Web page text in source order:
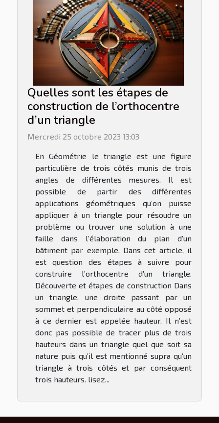
Quelles sont les étapes de
construction de l’orthocentre
d’un triangle
Mercredi 25 octobre 2023 13:03
En Géométrie le triangle est une figure
particulière de trois côtés munis de trois
angles de différentes mesures. Il est
possible de partir des différentes
applications géométriques qu’on puisse
appliquer à un triangle pour résoudre un
problème ou trouver une solution à une
faille dans l’élaboration du plan d’un
bâtiment par exemple. Dans cet article, il
est question des étapes à suivre pour
construire l’orthocentre d’un triangle.
Découverte et étapes de construction Dans
un triangle, une droite passant par un
sommet et perpendiculaire au côté opposé
à ce dernier est appelée hauteur. Il n’est
donc pas possible de tracer plus de trois
hauteurs dans un triangle quel que soit sa
nature puis qu’il est mentionné supra qu’un
triangle à trois côtés et par conséquent
trois hauteurs. lisez...